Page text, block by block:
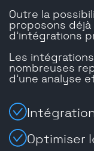
Outre la
proposons
d'intégrations
Les
nombreuses
d'une analyse
Optimiser